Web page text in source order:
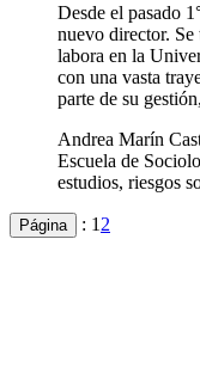
Desde el pasado
nuevo director.
labora en la
con una vasta
parte de su
Andrea Marín
Escuela de
estudios, riesgos
Página : 1 2